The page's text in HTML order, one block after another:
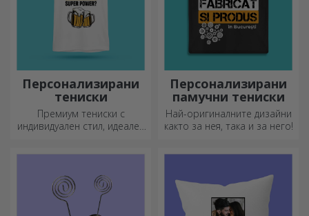
Персонализирани
тениски
Премиум тениски с
индивидуален стил, идеален
модели, изберете
подходящия!
Персонализирани
памучни тениски
Най-оригиналните дизайни
както за нея, така и за него!